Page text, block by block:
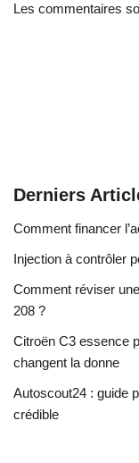
Les commentaires
Derniers
Comment financer
Injection à contrôler
Comment réviser
208 ?
Citroën C3 essence
changent la donne
Autoscout24 : guide
crédible